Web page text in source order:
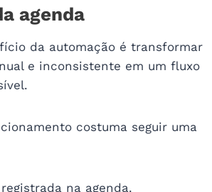
agenda
da automação é transformar
e inconsistente em um fluxo
costuma seguir uma
na agenda.